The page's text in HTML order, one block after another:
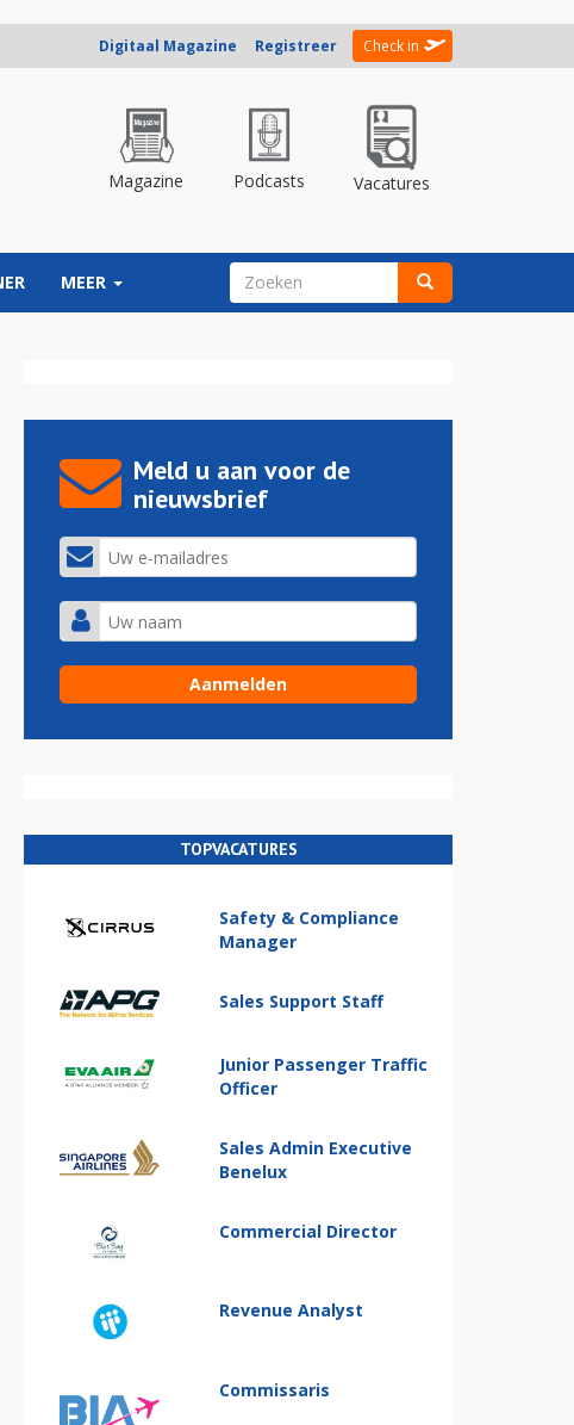
Digitaal Magazine Registreer Check in
Magazine Podcasts Vacatures
MEER ZOEKVELD
Meld u aan voor de
nieuwsbrief
TOPVACATURES
Safety & Compliance
Manager
Sales Support Staff
Junior Passenger Traffic
Officer
Sales Admin Executive
Benelux
Commercial Director
Revenue Analyst
Commissaris